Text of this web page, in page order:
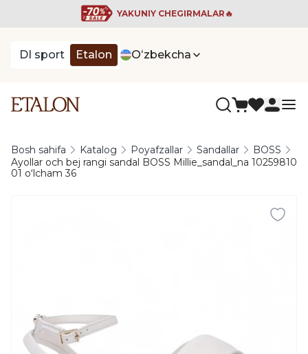
YAKUNIY CHEGIRMALAR🔥
DI sport Etalon Oʻzbekcha
Bosh sahifa Katalog Poyafzallar Sandallar
BOSS
Ayollar och bej rangi sandal BOSS Millie_sandal_na 10259810
01 oʻlcham 36